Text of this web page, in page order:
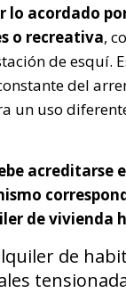
acordado
o recreativa,
de esquí.
del
un uso
acreditarse
de vivienda
de